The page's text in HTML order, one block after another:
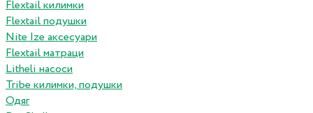
Flextail килимки
Flextail подушки
Nite Ize аксесуари
Flextail матраци
Litheli насоси
Tribe килимки, подушки
Одяг